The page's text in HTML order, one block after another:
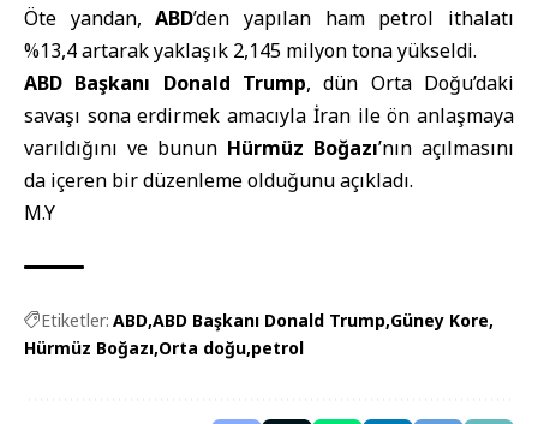
Öte yandan,ABD’den yapılan ham petrol ithalatı
%13,4 artarak yaklaşık 2,145 milyon tona yükseldi.
ABD Başkanı Donald Trump, dün Orta Doğu’daki
savaşı sona erdirmek amacıyla İran ile ön anlaşmaya
varıldığını ve bunun Hürmüz Boğazı’nın açılmasını
da içeren bir düzenleme olduğunu açıkladı.
M.Y
Etiketler: ABD ABD Başkanı Donald Trump Güney Kore
Hürmüz Boğazı Orta doğu petrol